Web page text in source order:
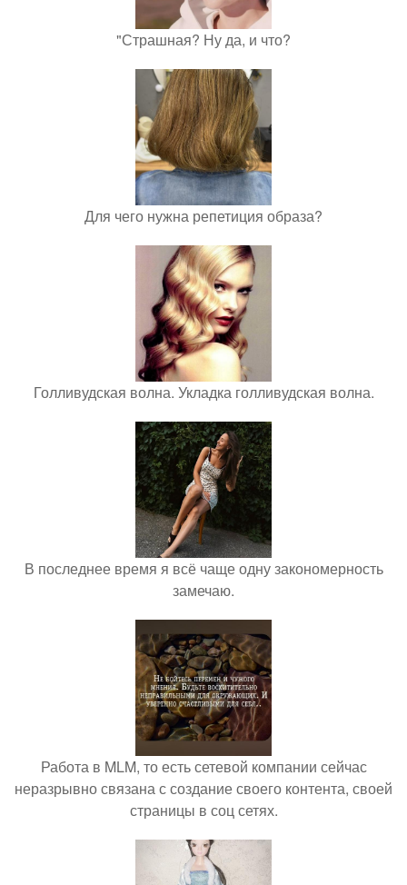
"Страшная? Ну да, и что?
Для чего нужна репетиция образа?
Голливудская волна. Укладка голливудская волна.
В последнее время я всё чаще одну закономерность
замечаю.
Работа в MLM, то есть сетевой компании сейчас
неразрывно связана с создание своего контента, своей
страницы в соц сетях.